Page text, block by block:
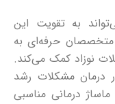
به تقویت این
حرفه‌ای به
نوزاد کمک می‌کند.
درمان مشکلات رشد
درمانی مناسبی